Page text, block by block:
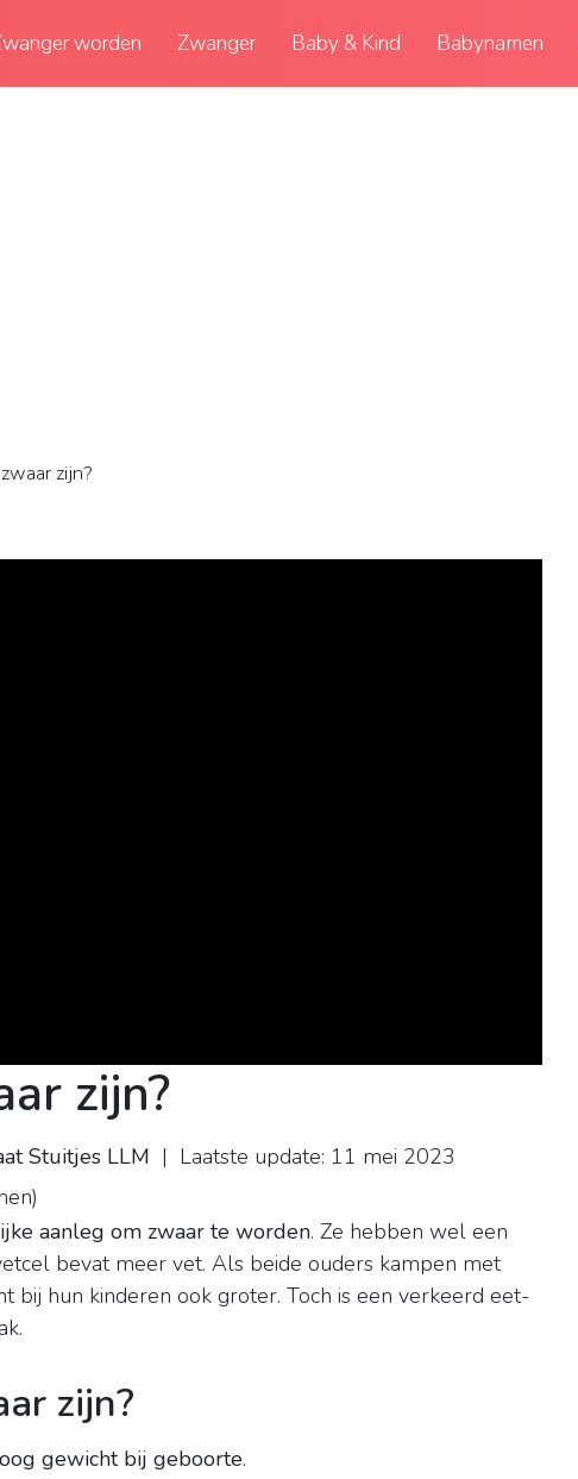
worden Zwanger Baby & Kind Babynamen
zijn?
zijn?
Stuitjes LLM | Laatste update: 11 mei 2023
)
aanleg om zwaar te worden. Ze hebben wel een
bevat meer vet. Als beide ouders kampen met
bij hun kinderen ook groter. Toch is een verkeerd eet-
zijn?
gewicht bij geboorte.